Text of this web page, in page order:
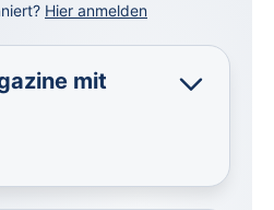
Hier anmelden
mit